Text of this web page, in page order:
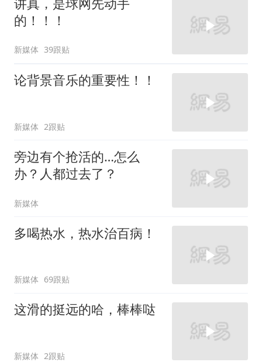
的！！！
新媒体 39跟贴
论背景音乐的重要性！！
新媒体 2跟贴
旁边有个抢活的…怎么
办？人都过去了？
新媒体
多喝热水，热水治百病！
新媒体 69跟贴
这滑的挺远的哈，棒棒哒
新媒体 2跟贴